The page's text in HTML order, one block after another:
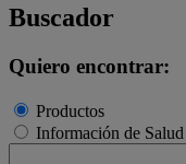
Buscador
Quiero encontrar:
Productos
Información de Salud